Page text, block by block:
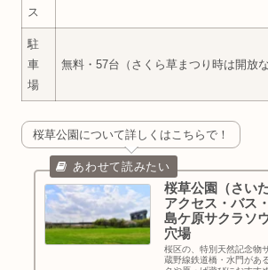
ス
駐
車
場
無料・57台（さくら草まつり時は開放な
桜草公園について詳しくはこちらで！
桜草公園（さい
アクセス・バス
島ケ原サクラソ
穴場
桜区の、特別天然記念物
蔵野線鉄道橋・水門があ